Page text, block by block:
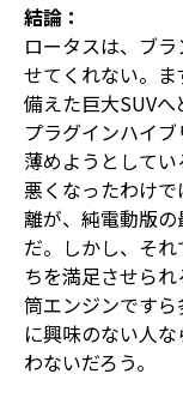
結論：
ロータスは、ブ
せてくれない。
備えた巨大SUVへ
プラグインハイ
薄めようとして
悪くなったわけ
離が、純電動版
だ。しかし、そ
ちを満足させら
筒エンジンです
に興味のない人
わないだろう。